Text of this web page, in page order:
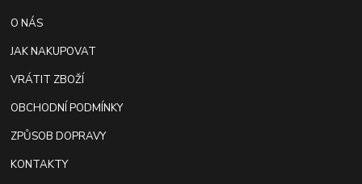
O NÁS
JAK NAKUPOVAT
VRÁTIT ZBOŽÍ
OBCHODNÍ PODMÍNKY
ZPŮSOB DOPRAVY
KONTAKTY